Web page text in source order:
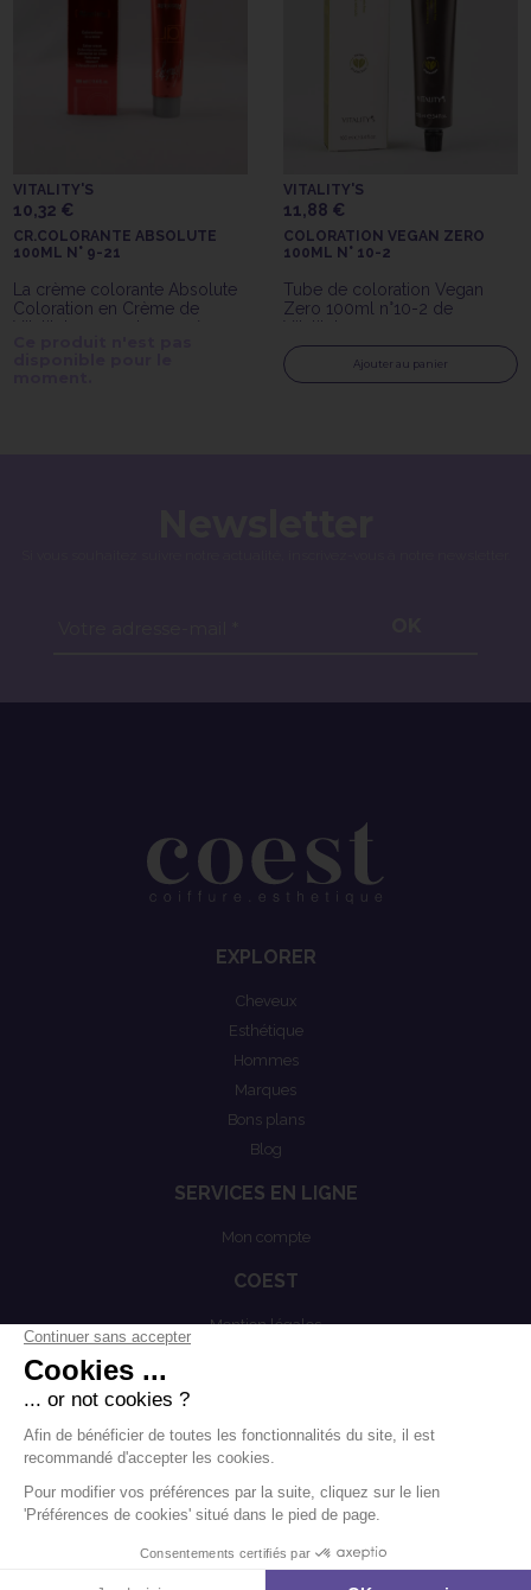
VITALITY'S
10,32 €
CR.COLORANTE ABSOLUTE
100ML N° 9-21
La crème colorante Absolute
Coloration en Crème de
Vitality's 3-21 est une crème
VITALITY'S
11,88 €
COLORATION VEGAN ZERO
100ML N° 10-2
Tube de coloration Vegan
Zero 100ml n°10-2 de
Vitality's
Ajouter au panier
EXPLORER
Cheveux
Esthétique
Hommes
Marques
Bons plans
Blog
SERVICES EN LIGNE
Mon compte
COEST
Mention légales
Mentions légales.Contact.Modifier les cookies-Agence Boondooa